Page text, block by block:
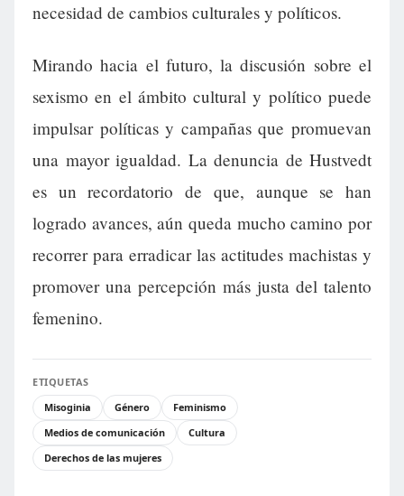
necesidad de cambios culturales y políticos.
Mirando hacia el futuro, la discusión sobre el
sexismo en el ámbito cultural y político puede
impulsar políticas y campañas que promuevan
una mayor igualdad. La denuncia de Hustvedt
es un recordatorio de que, aunque se han
logrado avances, aún queda mucho camino por
recorrer para erradicar las actitudes machistas y
promover una percepción más justa del talento
femenino.
ETIQUETAS
Misoginia
Género
Feminismo
Medios de comunicación
Cultura
Derechos de las mujeres